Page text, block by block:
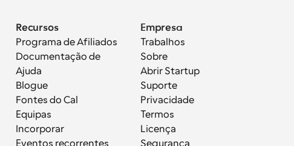
Recursos
Programa de Afiliados
Documentação de
Ajuda
Blogue
Fontes do Cal
Equipas
Incorporar
Eventos recorrentes
Empresa
Trabalhos
Sobre
Abrir Startup
Suporte
Privacidade
Termos
Licença
Segurança